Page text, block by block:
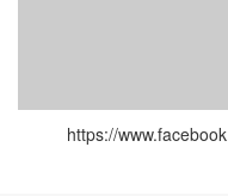
https://